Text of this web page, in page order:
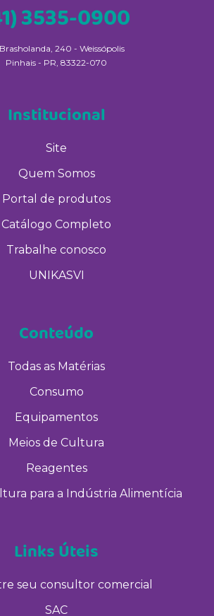
3535-0900
240 - Weissópolis
Pinhais - PR, 83322-070
Institucional
Site
Quem Somos
Portal de produtos
Catálogo Completo
Trabalhe conosco
UNIKASVI
Conteúdo
Todas as Matérias
Consumo
Equipamentos
Meios de Cultura
Reagentes
para a Indústria Alimentícia
Links Úteis
seu consultor comercial
SAC